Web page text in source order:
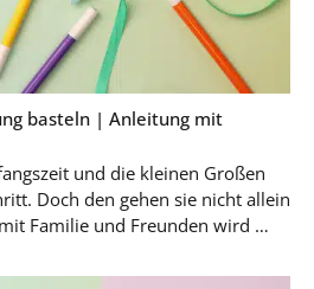
basteln | Anleitung mit
und die kleinen Großen
Doch den gehen sie nicht allein
– bei eine großen Feier mit Familie und Freunden wird …